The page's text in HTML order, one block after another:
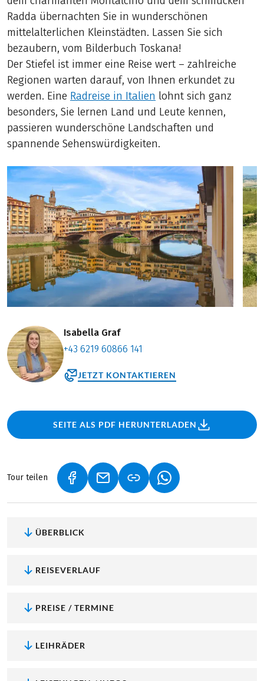
Radda übernachten Sie in wunderschönen
mittelalterlichen Kleinstädten. Lassen Sie sich
bezaubern, vom Bilderbuch Toskana!
Der Stiefel ist immer eine Reise wert – zahlreiche
Regionen warten darauf, von Ihnen erkundet zu
werden. Eine Radreise in Italien lohnt sich ganz
besonders, Sie lernen Land und Leute kennen,
passieren wunderschöne Landschaften und
spannende Sehenswürdigkeiten.
Isabella Graf
+43 6219 60866 141
JETZT KONTAKTIEREN
SEITE ALS PDF HERUNTERLADEN
Tour teilen (LINK ÖFFNET IN NEUEM TAB)
(LINK ÖFFNET IN NEUEM TAB)
(LINK ÖFFNET IN
ÜBERBLICK
REISEVERLAUF
PREISE / TERMINE
LEIHRÄDER